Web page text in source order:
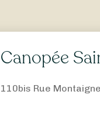
Canopée
110bis Rue